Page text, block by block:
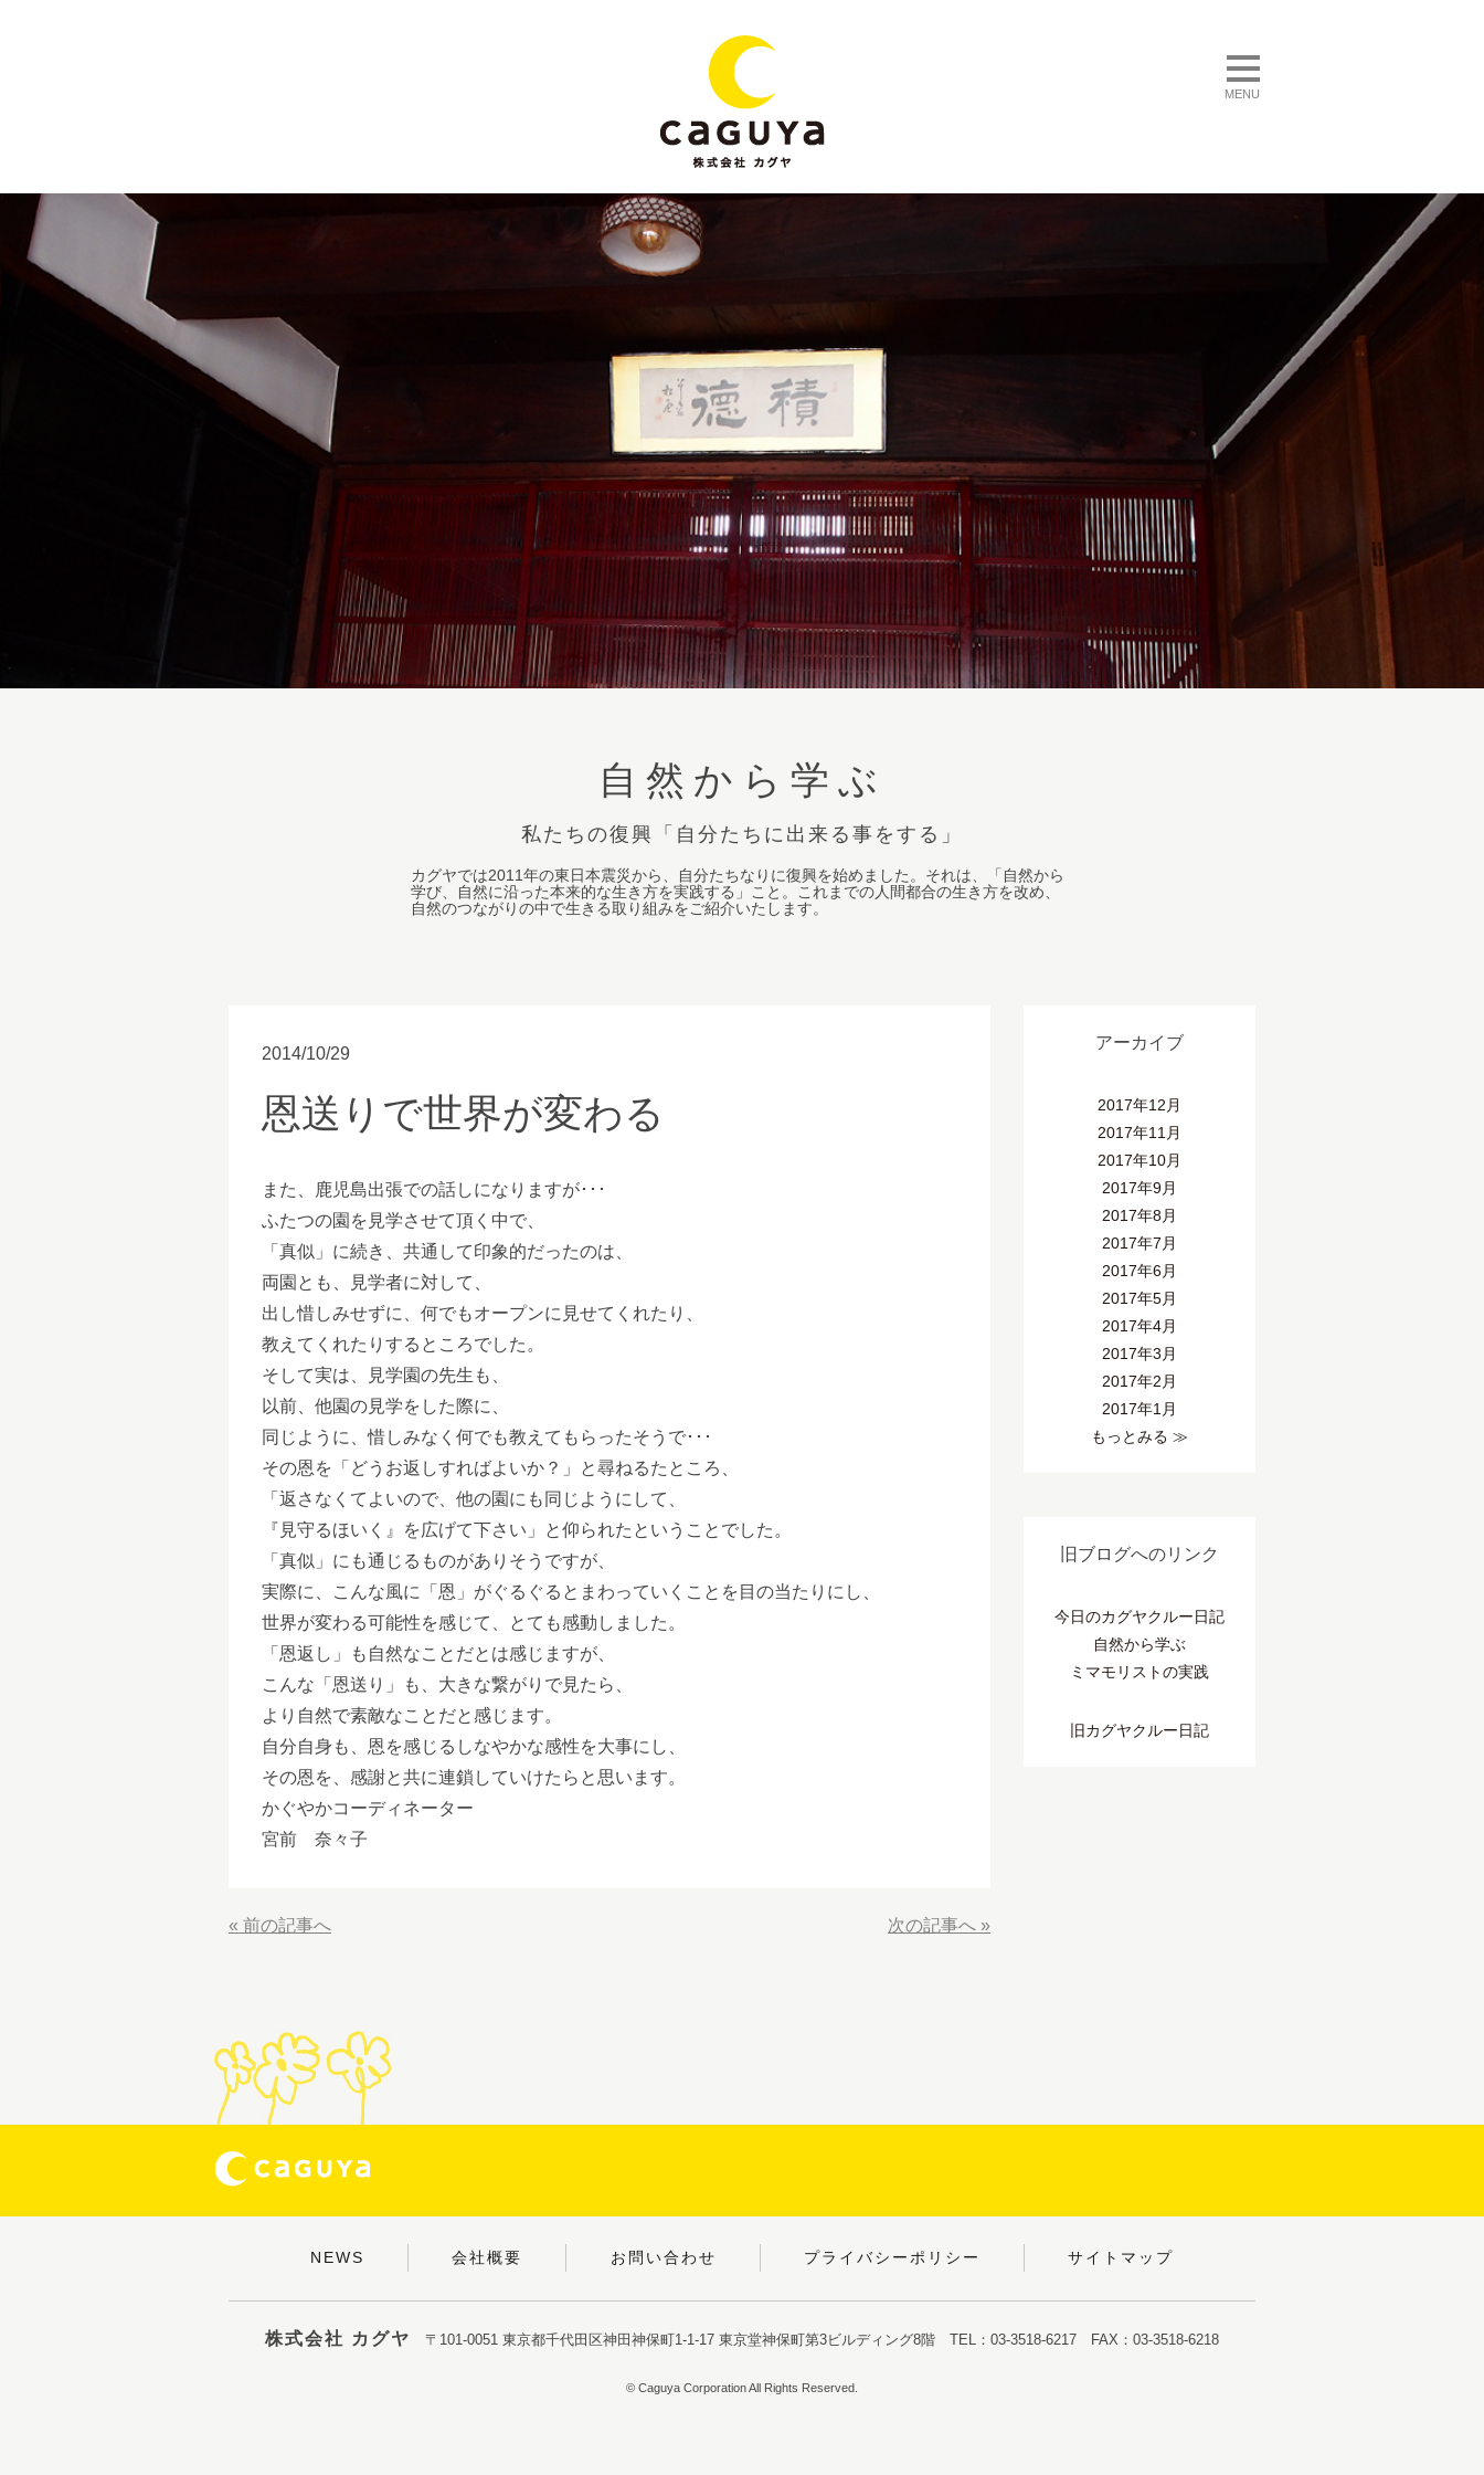
toggle navigation
MENU
自然から学ぶ
私たちの復興「自分たちに出来る事をする」
カグヤでは2011年の東日本震災から、自分たちなりに復興を始めました。それは、「自然から
学び、自然に沿った本来的な生き方を実践する」こと。これまでの人間都合の生き方を改め、
自然のつながりの中で生きる取り組みをご紹介いたします。
2014/10/29
恩送りで世界が変わる
また、鹿児島出張での話しになりますが･･･
ふたつの園を見学させて頂く中で、
「真似」に続き、共通して印象的だったのは、
両園とも、見学者に対して、
出し惜しみせずに、何でもオープンに見せてくれたり、
教えてくれたりするところでした。
そして実は、見学園の先生も、
以前、他園の見学をした際に、
同じように、惜しみなく何でも教えてもらったそうで･･･
その恩を「どうお返しすればよいか？」と尋ねるたところ、
「返さなくてよいので、他の園にも同じようにして、
『見守るほいく』を広げて下さい」と仰られたということでした。
「真似」にも通じるものがありそうですが、
実際に、こんな風に「恩」がぐるぐるとまわっていくことを目の当たりにし、
世界が変わる可能性を感じて、とても感動しました。
「恩返し」も自然なことだとは感じますが、
こんな「恩送り」も、大きな繋がりで見たら、
より自然で素敵なことだと感じます。
自分自身も、恩を感じるしなやかな感性を大事にし、
その恩を、感謝と共に連鎖していけたらと思います。
かぐやかコーディネーター
宮前 奈々子
« 前の記事へ 次の記事へ »
アーカイブ
2017年12月
2017年11月
2017年10月
2017年9月
2017年8月
2017年7月
2017年6月
2017年5月
2017年4月
2017年3月
2017年2月
2017年1月
もっとみる ≫
旧ブログへのリンク
今日のカグヤクルー日記
自然から学ぶ
ミマモリストの実践
旧カグヤクルー日記
NEWS 会社概要 お問い合わせ プライバシーポリシー サイトマップ
株式会社 カグヤ 〒101-0051 東京都千代田区神田神保町1-1-17 東京堂神保町第3ビルディング8階 TEL：03-3518-6217 FAX：03-3518-6218
© Caguya Corporation All Rights Reserved.